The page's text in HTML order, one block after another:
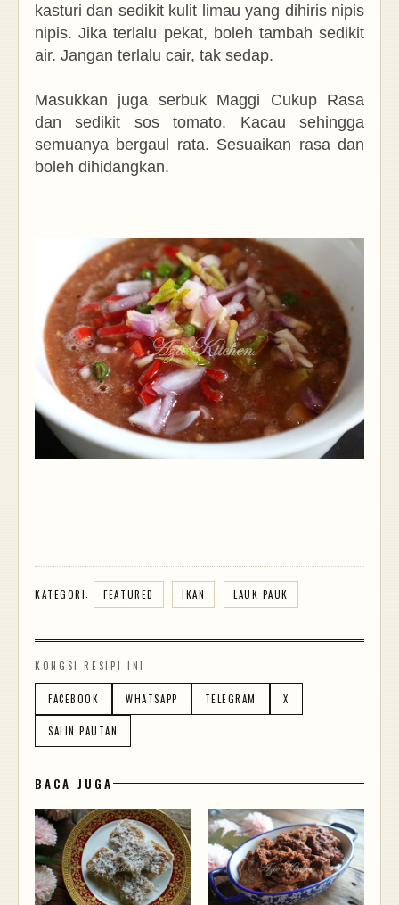
kasturi dan sedikit kulit limau yang dihiris nipis
nipis. Jika terlalu pekat, boleh tambah sedikit
air. Jangan terlalu cair, tak sedap.
Masukkan juga serbuk Maggi Cukup Rasa
dan sedikit sos tomato. Kacau sehingga
semuanya bergaul rata. Sesuaikan rasa dan
boleh dihidangkan.
KATEGORI: FEATURED IKAN LAUK PAUK
KONGSI RESIPI INI
FACEBOOK WHATSAPP TELEGRAM X
SALIN PAUTAN
BACA JUGA